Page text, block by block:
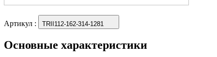
Артикул : TRII112-162-314-1281
Основные характеристики